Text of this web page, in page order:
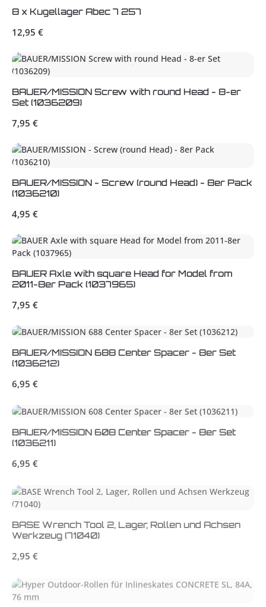
8 x Kugellager Abec 7 257
Regulärer Preis:
12,95 €
BAUER/MISSION Screw with round Head - 8-er
Set (1036209)
Regulärer Preis:
7,95 €
BAUER/MISSION - Screw (round Head) - 8er Pack
(1036210)
Regulärer Preis:
4,95 €
BAUER Axle with square Head for Model from
2011-8er Pack (1037965)
Regulärer Preis:
7,95 €
BAUER/MISSION 688 Center Spacer - 8er Set
(1036212)
Regulärer Preis:
6,95 €
BAUER/MISSION 608 Center Spacer - 8er Set
(1036211)
Regulärer Preis:
6,95 €
BASE Wrench Tool 2, Lager, Rollen und Achsen
Werkzeug (71040)
Regulärer Preis:
2,95 €